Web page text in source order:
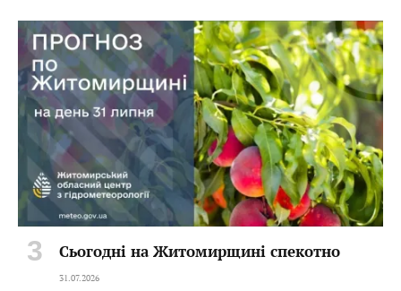
Сьогодні на Житомирщині спекотно
31.07.2026